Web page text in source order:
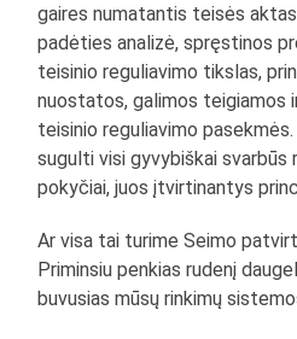
gaires numatantis teisės
padėties analizė, spręstinos
teisinio reguliavimo tikslas,
nuostatos, galimos teigiamos
teisinio reguliavimo
sugulti visi gyvybiškai svarbūs
pokyčiai, juos įtvirtinantys
Ar visa tai turime Seimo
Priminsiu penkias rudenį
buvusias mūsų rinkimų